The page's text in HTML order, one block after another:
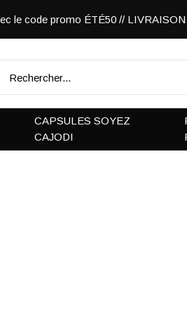
CAPSULES SOYEZ
CAJODI
le code promo ÉTÉ50 //